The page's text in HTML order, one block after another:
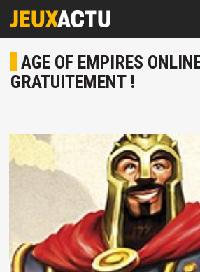
AGE OF EMPIRES
GRATUITEMENT !